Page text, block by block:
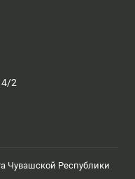
4/2
Чувашской Республики